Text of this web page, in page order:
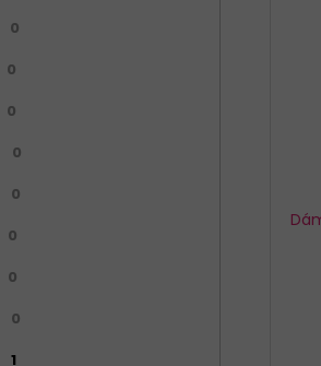
0
0
0
0
0
0
0
0
1